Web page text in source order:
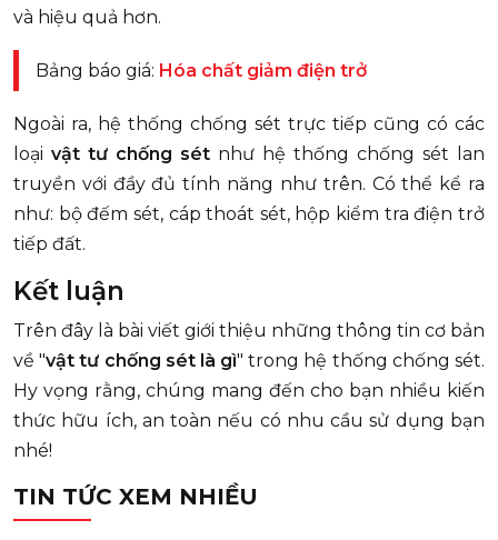
và hiệu quả hơn.
Bảng báo giá: Hóa chất giảm điện trở
Ngoài ra, hệ thống chống sét trực tiếp cũng có các
loại vật tư chống sét như hệ thống chống sét lan
truyền với đầy đủ tính năng như trên. Có thể kể ra
như: bộ đếm sét, cáp thoát sét, hộp kiểm tra điện trở
tiếp đất.
Kết luận
Trên đây là bài viết giới thiệu những thông tin cơ bản
về "vật tư chống sét là gì" trong hệ thống chống sét.
Hy vọng rằng, chúng mang đến cho bạn nhiều kiến
thức hữu ích, an toàn nếu có nhu cầu sử dụng bạn
nhé!
TIN TỨC XEM NHIỀU